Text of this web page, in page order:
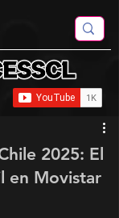
2025: El
en Movistar